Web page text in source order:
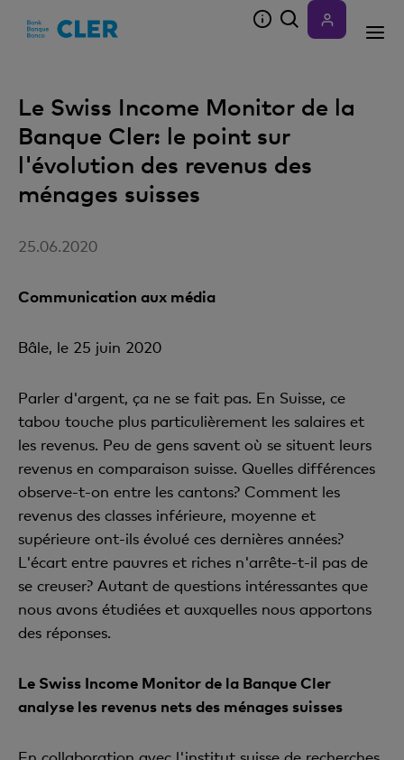
Le Swiss Income Monitor de la
Banque Cler: le point sur
l'évolution des revenus des
ménages suisses
25.06.2020
Communication aux média
Bâle, le 25 juin 2020
Parler d'argent, ça ne se fait pas. En Suisse, ce
tabou touche plus particulièrement les salaires et
les revenus. Peu de gens savent où se situent leurs
revenus en comparaison suisse. Quelles différences
observe-t-on entre les cantons? Comment les
revenus des classes inférieure, moyenne et
supérieure ont-ils évolué ces dernières années?
L'écart entre pauvres et riches n'arrête-t-il pas de
se creuser? Autant de questions intéressantes que
nous avons étudiées et auxquelles nous apportons
des réponses.
Le Swiss Income Monitor de la Banque Cler
analyse les revenus nets des ménages suisses